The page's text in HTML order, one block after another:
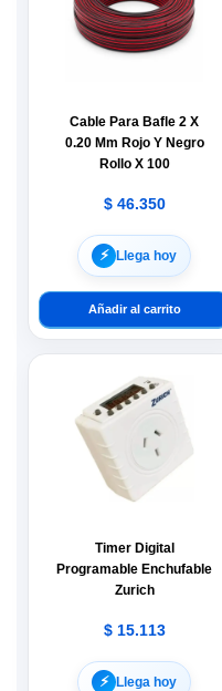
Cable Para Bafle 2 X
0.20 Mm Rojo Y Negro
Rollo X 100
$46.350
⚡︎ Llega hoy
Añadir al carrito
Timer Digital
Programable Enchufable
Zurich
$15.113
⚡︎ Llega hoy